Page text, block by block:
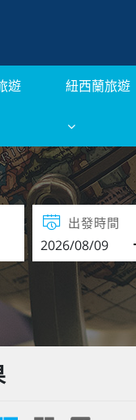
遊 紐西蘭旅遊
出發時間